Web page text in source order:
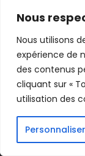
Nous
Nous utilisons
expérience de
des contenus
cliquant sur «
utilisation des
Personnaliser